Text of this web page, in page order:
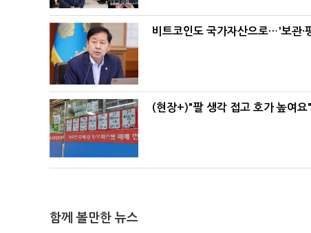
비트코인도 국가자산으로…'보관·
(현장+)"팔 생각 접고 호가 높여
함께 볼만한 뉴스